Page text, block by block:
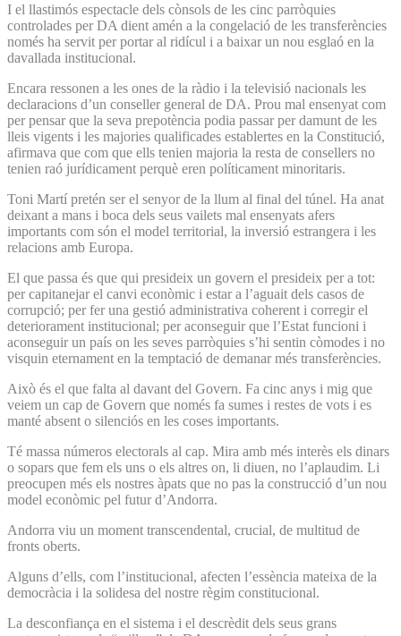
I el llastimós espectacle dels cònsols de les cinc parròquies
controlades per DA dient amén a la congelació de les transferències
només ha servit per portar al ridícul i a baixar un nou esglaó en la
davallada institucional.
Encara ressonen a les ones de la ràdio i la televisió nacionals les
declaracions d’un conseller general de DA. Prou mal ensenyat com
per pensar que la seva prepotència podia passar per damunt de les
lleis vigents i les majories qualificades establertes en la Constitució,
afirmava que com que ells tenien majoria la resta de consellers no
tenien raó jurídicament perquè eren políticament minoritaris.
Toni Martí pretén ser el senyor de la llum al final del túnel. Ha anat
deixant a mans i boca dels seus vailets mal ensenyats afers
importants com són el model territorial, la inversió estrangera i les
relacions amb Europa.
El que passa és que qui presideix un govern el presideix per a tot:
per capitanejar el canvi econòmic i estar a l’aguait dels casos de
corrupció; per fer una gestió administrativa coherent i corregir el
deteriorament institucional; per aconseguir que l’Estat funcioni i
aconseguir un país on les seves parròquies s’hi sentin còmodes i no
visquin eternament en la temptació de demanar més transferències.
Això és el que falta al davant del Govern. Fa cinc anys i mig que
veiem un cap de Govern que només fa sumes i restes de vots i es
manté absent o silenciós en les coses importants.
Té massa números electorals al cap. Mira amb més interès els dinars
o sopars que fem els uns o els altres on, li diuen, no l’aplaudim. Li
preocupen més els nostres àpats que no pas la construcció d’un nou
model econòmic pel futur d’Andorra.
Andorra viu un moment transcendental, crucial, de multitud de
fronts oberts.
Alguns d’ells, com l’institucional, afecten l’essència mateixa de la
democràcia i la solidesa del nostre règim constitucional.
La desconfiança en el sistema i el descrèdit dels seus grans